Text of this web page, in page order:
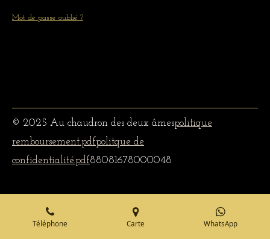
Mot de passe oublié ?
© 2025 Au chaudron des deux âmespolitique
remboursement.pdfpolitque de
confidentialité.pdf88081678000048
Téléphone Carte WhatsApp